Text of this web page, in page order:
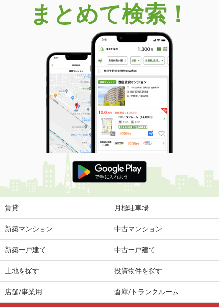
まとめて検索！
賃貸 月極駐車場
新築マンション 中古マンション
新築一戸建て 中古一戸建て
土地を探す 投資物件を探す
店舗/事業用 倉庫/トランクルーム